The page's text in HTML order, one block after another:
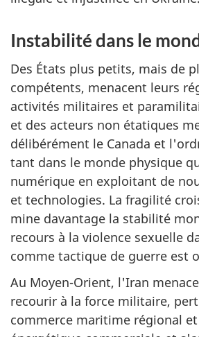
Instabilité dans le
Des États plus petits, mais de
compétents, menacent leurs
activités militaires et
et des acteurs non étatiques
délibérément le Canada et
tant dans le monde physique
numérique en exploitant de
et technologies. La fragilité
mine davantage la stabilité
recours à la violence sexuelle
comme tactique de guerre est
Au Moyen-Orient, l'Iran
recourir à la force militaire,
commerce maritime régional